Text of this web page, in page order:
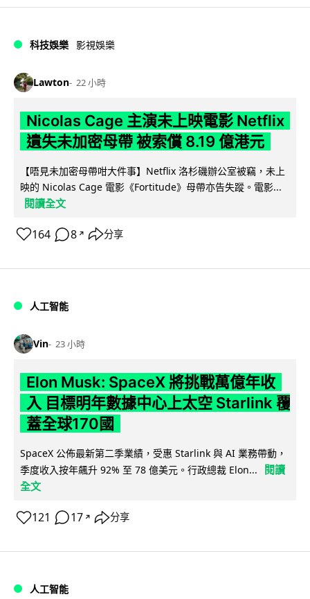
科技娛樂 影視娛樂
Lawton 22 小時
Nicolas Cage 主演未上映電影 Netflix
遺失未加密母帶 被索償 8.19 億港元
【唔見未加密母帶咁大件事】Netflix 洛杉磯辦公室被竊，未上
映的 Nicolas Cage 電影《Fortitude》母帶亦告失蹤。電影...
閱讀全文
164 8 ↗ 分享
人工智能
Vin 23 小時
Elon Musk: SpaceX 將挑戰萬億年收
入 目標明年數據中心上太空 Starlink 覆
蓋全球170國
SpaceX 公佈最新第二季業績，受惠 Starlink 與 AI 業務帶動，
季度收入按年飆升 92% 至 78 億美元。行政總裁 Elon...
閱讀
全文
121 17 ↗ 分享
人工智能